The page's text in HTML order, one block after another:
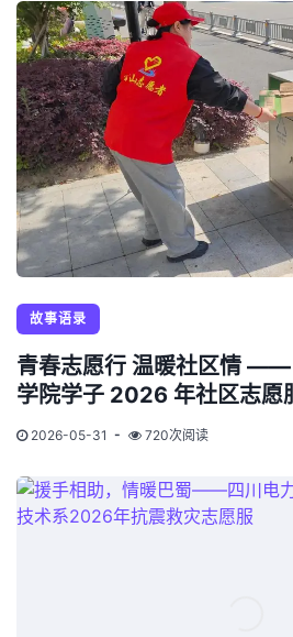
故事语录
青春志愿行 温暖社区情 ——
学院学子 2026 年社区志愿
2026-05-31 720次阅读